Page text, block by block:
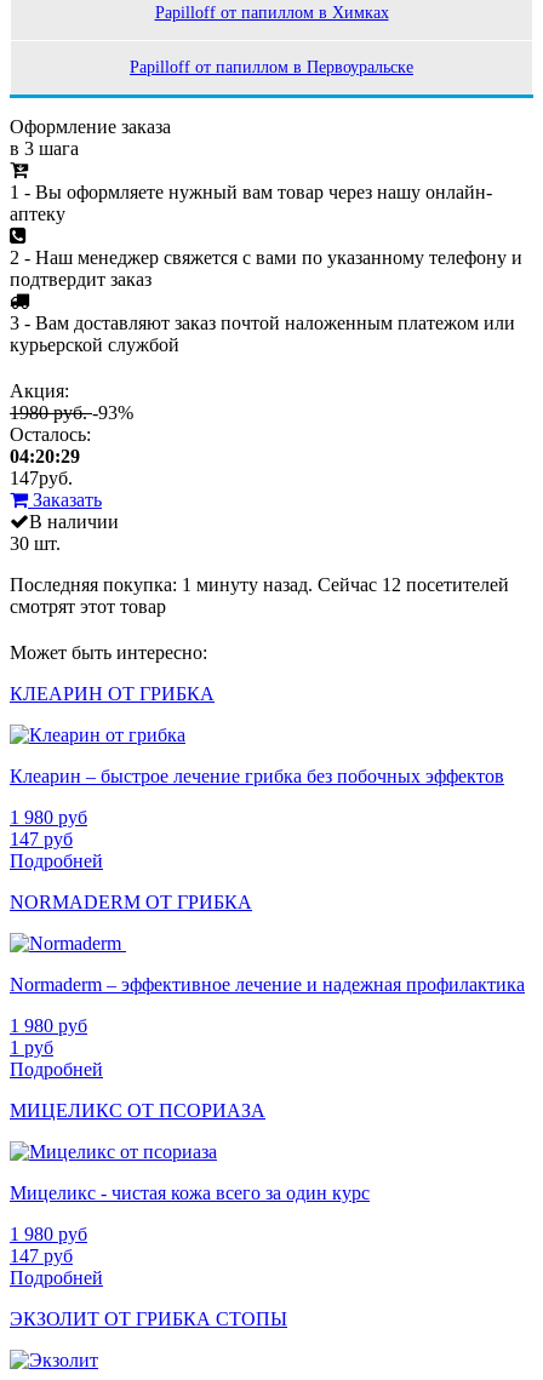
Papilloff от папиллом в Химках
Papilloff от папиллом в Первоуральске
Оформление заказа
в 3 шага
1 - Вы оформляете нужный вам товар через нашу онлайн-
аптеку
2 - Наш менеджер свяжется с вами по указанному телефону и
подтвердит заказ
3 - Вам доставляют заказ почтой наложенным платежом или
курьерской службой
Акция:
1980 руб.-93%
Осталось:
04:20:29
147руб.
Заказать
В наличии
30 шт.
Последняя покупка: 1 минуту назад. Сейчас 12 посетителей
смотрят этот товар
Может быть интересно:
КЛЕАРИН ОТ ГРИБКА
Клеарин – быстрое лечение грибка без побочных эффектов
1 980 руб
147 руб
Подробней
NORMADERM ОТ ГРИБКА
Normaderm – эффективное лечение и надежная профилактика
1 980 руб
1 руб
Подробней
МИЦЕЛИКС ОТ ПСОРИАЗА
Мицеликс - чистая кожа всего за один курс
1 980 руб
147 руб
Подробней
ЭКЗОЛИТ ОТ ГРИБКА СТОПЫ